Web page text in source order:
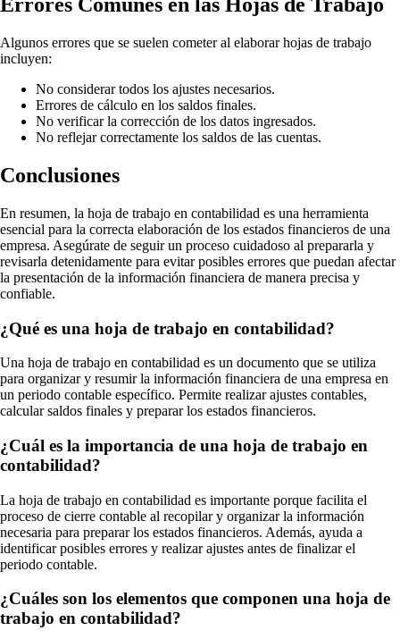
Algunos errores que se suelen cometer al elaborar hojas de trabajo
incluyen:
No considerar todos los ajustes necesarios.
Errores de cálculo en los saldos finales.
No verificar la corrección de los datos ingresados.
No reflejar correctamente los saldos de las cuentas.
Conclusiones
En resumen, la hoja de trabajo en contabilidad es una herramienta
esencial para la correcta elaboración de los estados financieros de una
empresa. Asegúrate de seguir un proceso cuidadoso al prepararla y
revisarla detenidamente para evitar posibles errores que puedan afectar
la presentación de la información financiera de manera precisa y
confiable.
¿Qué es una hoja de trabajo en contabilidad?
Una hoja de trabajo en contabilidad es un documento que se utiliza
para organizar y resumir la información financiera de una empresa en
un periodo contable específico. Permite realizar ajustes contables,
calcular saldos finales y preparar los estados financieros.
¿Cuál es la importancia de una hoja de trabajo en
contabilidad?
La hoja de trabajo en contabilidad es importante porque facilita el
proceso de cierre contable al recopilar y organizar la información
necesaria para preparar los estados financieros. Además, ayuda a
identificar posibles errores y realizar ajustes antes de finalizar el
periodo contable.
¿Cuáles son los elementos que componen una hoja de
trabajo en contabilidad?